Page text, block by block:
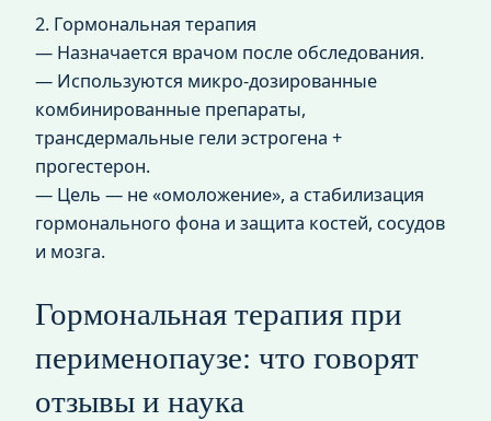
2. Гормональная терапия
— Назначается врачом после обследования.
— Используются микро-дозированные
комбинированные препараты,
трансдермальные гели эстрогена +
прогестерон.
— Цель — не «омоложение», а стабилизация
гормонального фона и защита костей, сосудов
и мозга.
Гормональная терапия при
перименопаузе: что говорят
отзывы и наука